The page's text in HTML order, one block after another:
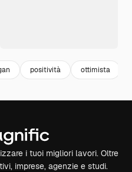
positività ottimista
i tuoi migliori lavori. Oltre
imprese, agenzie e studi.